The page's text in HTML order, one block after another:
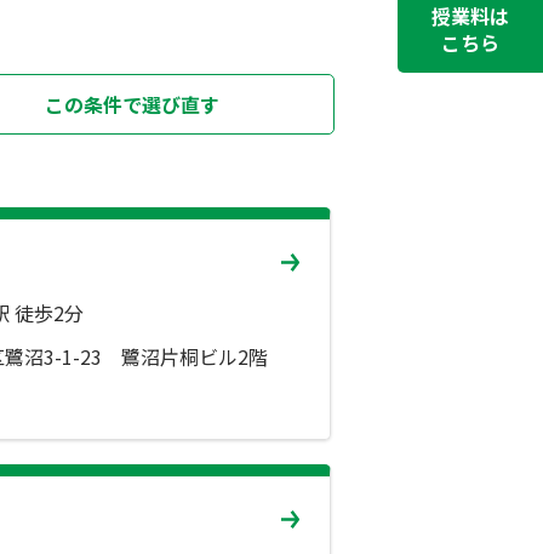
この条件で選び直す
徒歩2分
鷺沼3-1-23 鷺沼片桐ビル2階
授業料は
こちら